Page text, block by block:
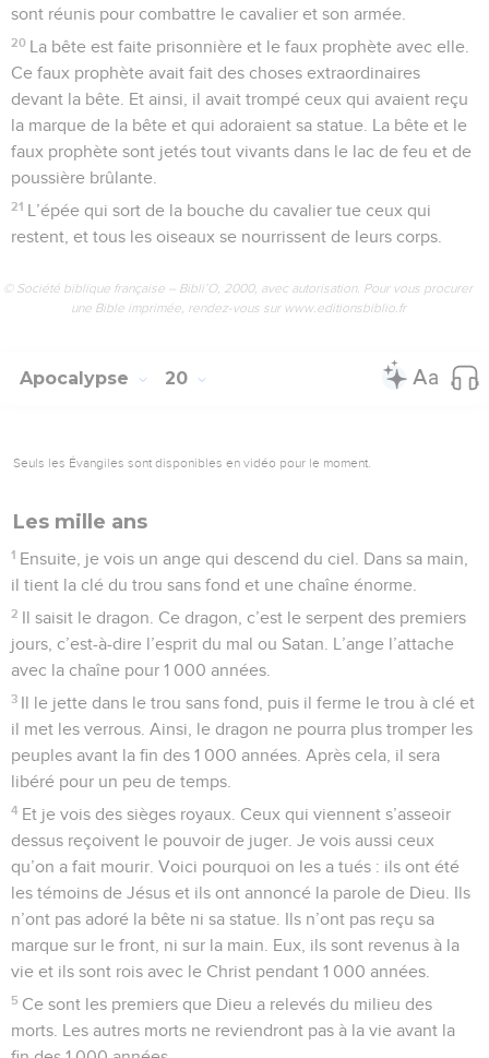
sont réunis pour combattre le cavalier et son armée.
20 La bête est faite prisonnière et le faux prophète avec elle.
Ce faux prophète avait fait des choses extraordinaires
devant la bête. Et ainsi, il avait trompé ceux qui avaient reçu
la marque de la bête et qui adoraient sa statue. La bête et le
faux prophète sont jetés tout vivants dans le lac de feu et de
poussière brûlante.
21 L’épée qui sort de la bouche du cavalier tue ceux qui
restent, et tous les oiseaux se nourrissent de leurs corps.
© Société biblique française – Bibli’O, 2000, avec autorisation. Pour vous procurer
une Bible imprimée, rendez-vous sur www.editionsbiblio.fr
Apocalypse 20
Seuls les Évangiles sont disponibles en vidéo pour le moment.
Les mille ans
1 Ensuite, je vois un ange qui descend du ciel. Dans sa main,
il tient la clé du trou sans fond et une chaîne énorme.
2 Il saisit le dragon. Ce dragon, c’est le serpent des premiers
jours, c’est-à-dire l’esprit du mal ou Satan. L’ange l’attache
avec la chaîne pour 1 000 années.
3 Il le jette dans le trou sans fond, puis il ferme le trou à clé et
il met les verrous. Ainsi, le dragon ne pourra plus tromper les
peuples avant la fin des 1 000 années. Après cela, il sera
libéré pour un peu de temps.
4 Et je vois des sièges royaux. Ceux qui viennent s’asseoir
dessus reçoivent le pouvoir de juger. Je vois aussi ceux
qu’on a fait mourir. Voici pourquoi on les a tués : ils ont été
les témoins de Jésus et ils ont annoncé la parole de Dieu. Ils
n’ont pas adoré la bête ni sa statue. Ils n’ont pas reçu sa
marque sur le front, ni sur la main. Eux, ils sont revenus à la
vie et ils sont rois avec le Christ pendant 1 000 années.
5 Ce sont les premiers que Dieu a relevés du milieu des
morts. Les autres morts ne reviendront pas à la vie avant la